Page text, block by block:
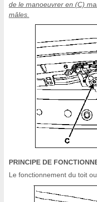
de le manoeuvrer en (C)
mâles.
PRINCIPE DE
Le fonctionnement du toit